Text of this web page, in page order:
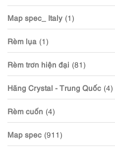
Map spec_ Italy (1)
Rèm lụa (1)
Rèm trơn hiện đại (81)
Hãng Crystal - Trung Quốc (4)
Rèm cuốn (4)
Map spec (911)